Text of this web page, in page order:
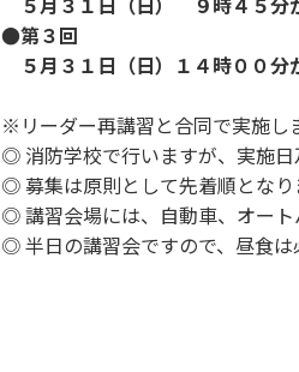
●第３回
５月３１日（日）１４時００分
※リーダー再講習と合同で実施し
◎ 消防学校で行いますが、実施
◎ 募集は原則として先着順となり
◎ 講習会場には、自動車、オー
◎ 半日の講習会ですので、昼食